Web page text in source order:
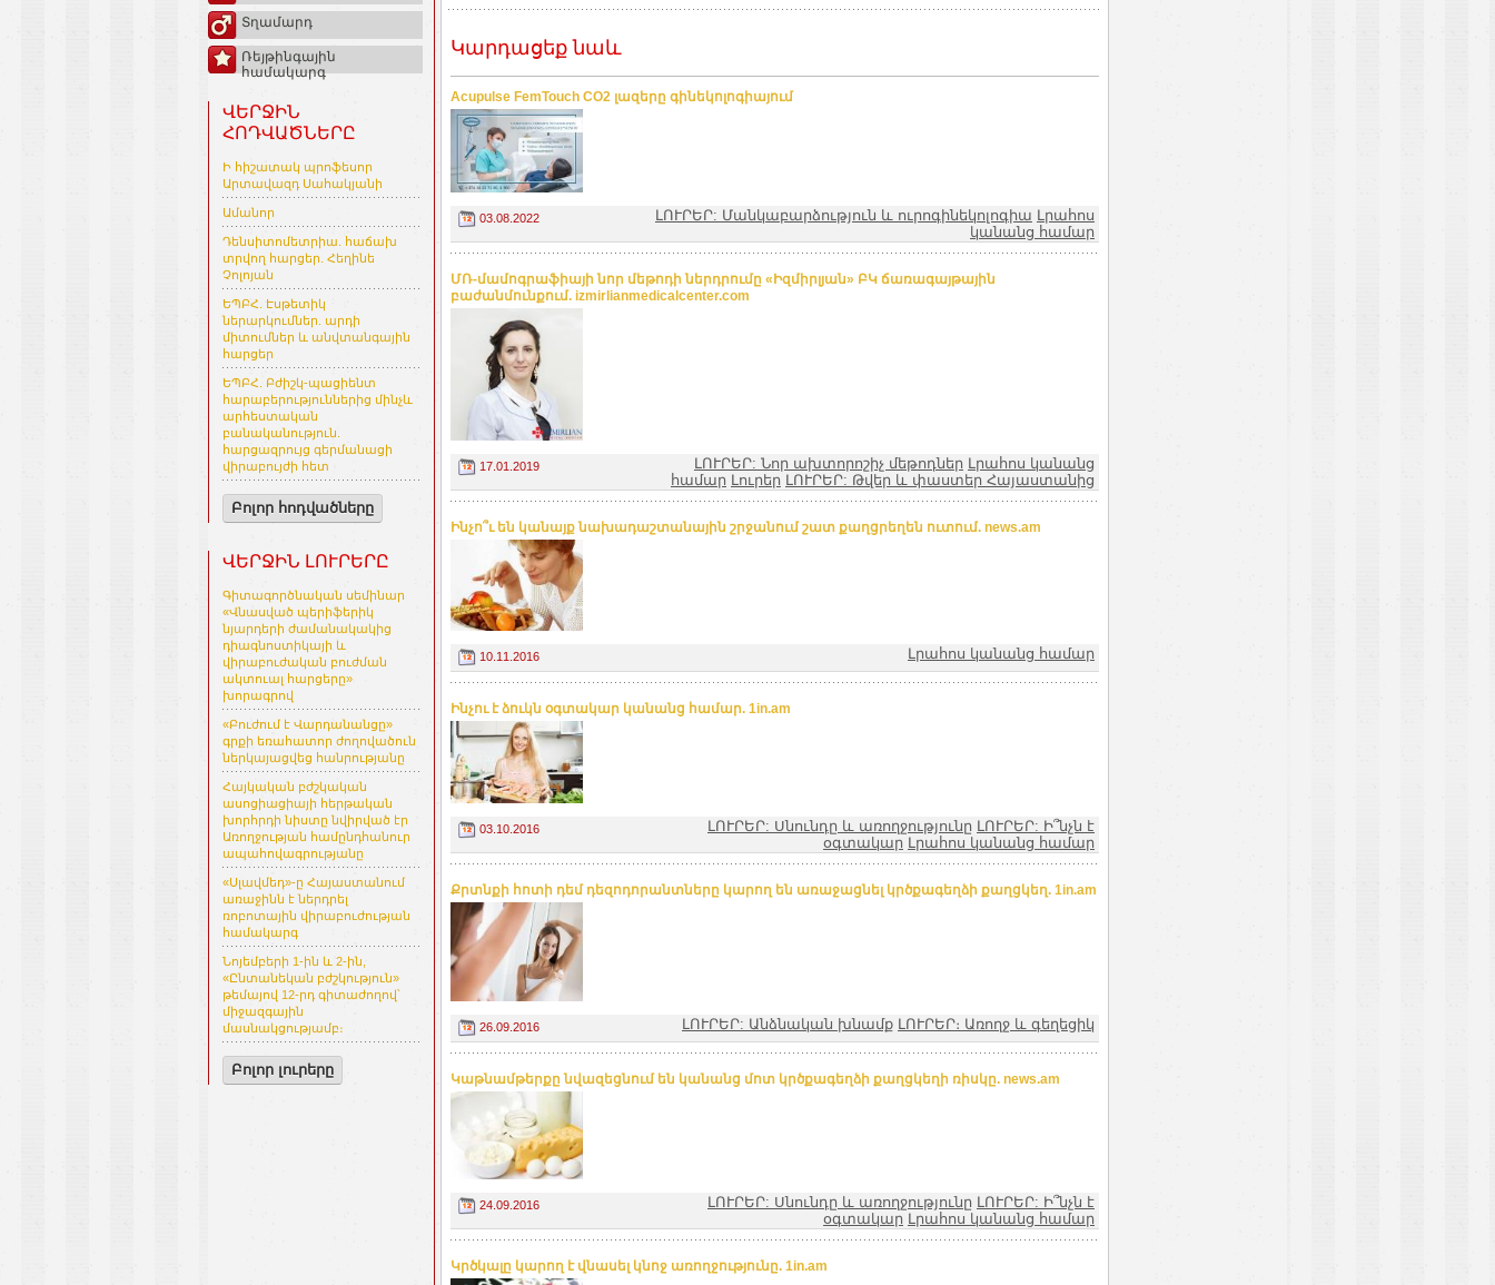
Տղամարդ
Ռեյթինգային
համակարգ
ՎԵՐՋԻՆ
ՀՈԴՎԱԾՆԵՐԸ
Ի հիշատակ պրոֆեսոր
Արտավազդ Սահակյանի
Ամանոր
Դենսիտոմետրիա. հաճախ
տրվող հարցեր. Հեղինե
Չոլոյան
ԵՊԲՀ. Էսթետիկ
ներարկումներ. արդի
միտումներ և անվտանգային
հարցեր
ԵՊԲՀ. Բժիշկ-պացիենտ
հարաբերություններից մինչև
արհեստական
բանականություն.
հարցազրույց գերմանացի
վիրաբույժի հետ
Բոլոր հոդվածները
ՎԵՐՋԻՆ ԼՈՒՐԵՐԸ
Գիտագործնական սեմինար
«Վնասված պերիֆերիկ
նյարդերի ժամանակակից
դիագնոստիկայի և
վիրաբուժական բուժման
ակտուալ հարցերը»
խորագրով
«Բուժում է Վարդանանցը»
գրքի եռահատոր ժողովածուն
ներկայացվեց հանրությանը
Հայկական բժշկական
ասոցիացիայի հերթական
խորհրդի նիստը նվիրված էր
Առողջության համընդհանուր
ապահովագրությանը
«Սլավմեդ»-ը Հայաստանում
առաջինն է ներդրել
ռոբոտային վիրաբուժության
համակարգ
Նոյեմբերի 1-ին և 2-ին,
«Ընտանեկան բժշկություն»
թեմայով 12-րդ գիտաժողով՝
միջազգային
մասնակցությամբ։
Բոլոր լուրերը
Կարդացեք նաև
Acupulse FemTouch CO2 լազերը գինեկոլոգիայում
03.08.2022 ԼՈՒՐԵՐ: Մանկաբարձություն և ուրոգինեկոլոգիա Լրահոս
կանանց համար
ՄՌ-մամոգրաֆիայի նոր մեթոդի ներդրումը «Իզմիրլյան» ԲԿ ճառագայթային
բաժանմունքում. izmirlianmedicalcenter.com
17.01.2019 ԼՈՒՐԵՐ: Նոր ախտորոշիչ մեթոդներ Լրահոս կանանց
համար Լուրեր ԼՈՒՐԵՐ: Թվեր և փաստեր Հայաստանից
Ինչո՞ւ են կանայք նախադաշտանային շրջանում շատ քաղցրեղեն ուտում. news.am
10.11.2016 Լրահոս կանանց համար
Ինչու է ձուկն օգտակար կանանց համար. 1in.am
03.10.2016 ԼՈՒՐԵՐ: Սնունդը և առողջությունը ԼՈՒՐԵՐ: Ի՞նչն է
օգտակար Լրահոս կանանց համար
Քրտնքի հոտի դեմ դեզոդորանտները կարող են առաջացնել կրծքագեղձի քաղցկեղ. 1in.am
26.09.2016 ԼՈՒՐԵՐ: Անձնական խնամք ԼՈՒՐԵՐ։ Առողջ և գեղեցիկ
Կաթնամթերքը նվազեցնում են կանանց մոտ կրծքագեղձի քաղցկեղի ռիսկը. news.am
24.09.2016 ԼՈՒՐԵՐ: Սնունդը և առողջությունը ԼՈՒՐԵՐ: Ի՞նչն է
օգտակար Լրահոս կանանց համար
Կրծկալը կարող է վնասել կնոջ առողջությունը. 1in.am